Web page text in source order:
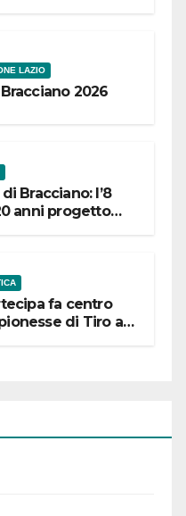
LAZIO
2026
Bracciano: l’8
anni progetto
fa centro
di Tiro a